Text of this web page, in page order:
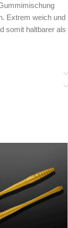
Extrem weich und
somit haltbarer als